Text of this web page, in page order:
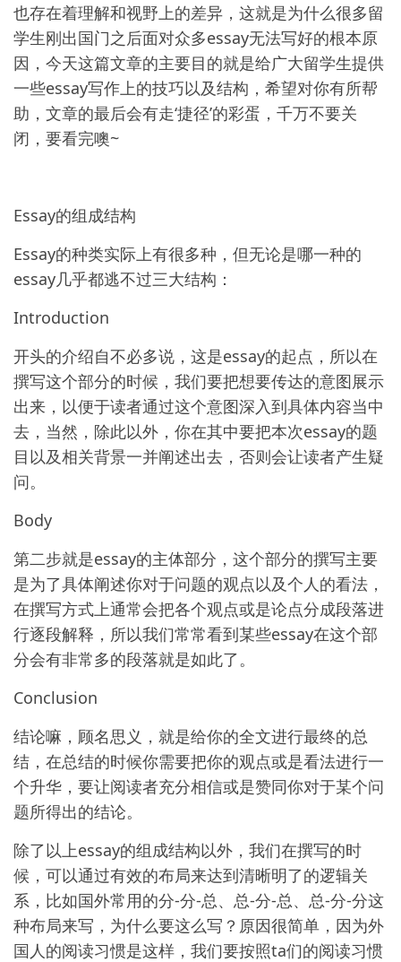
也存在着理解和视野上的差异，这就是为什么很多留
学生刚出国门之后面对众多essay无法写好的根本原
因，今天这篇文章的主要目的就是给广大留学生提供
一些essay写作上的技巧以及结构，希望对你有所帮
助，文章的最后会有走‘捷径’的彩蛋，千万不要关
闭，要看完噢~
Essay的组成结构
Essay的种类实际上有很多种，但无论是哪一种的
essay几乎都逃不过三大结构：
Introduction
开头的介绍自不必多说，这是essay的起点，所以在
撰写这个部分的时候，我们要把想要传达的意图展示
出来，以便于读者通过这个意图深入到具体内容当中
去，当然，除此以外，你在其中要把本次essay的题
目以及相关背景一并阐述出去，否则会让读者产生疑
问。
Body
第二步就是essay的主体部分，这个部分的撰写主要
是为了具体阐述你对于问题的观点以及个人的看法，
在撰写方式上通常会把各个观点或是论点分成段落进
行逐段解释，所以我们常常看到某些essay在这个部
分会有非常多的段落就是如此了。
Conclusion
结论嘛，顾名思义，就是给你的全文进行最终的总
结，在总结的时候你需要把你的观点或是看法进行一
个升华，要让阅读者充分相信或是赞同你对于某个问
题所得出的结论。
除了以上essay的组成结构以外，我们在撰写的时
候，可以通过有效的布局来达到清晰明了的逻辑关
系，比如国外常用的分-分-总、总-分-总、总-分-分这
种布局来写，为什么要这么写？原因很简单，因为外
国人的阅读习惯是这样，我们要按照ta们的阅读习惯